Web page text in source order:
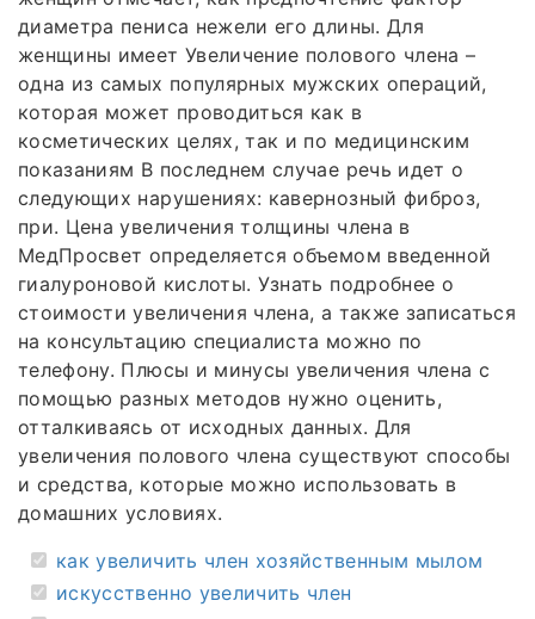
диаметра пениса нежели его длины. Для
женщины имеет Увеличение полового члена –
одна из самых популярных мужских операций,
которая может проводиться как в
косметических целях, так и по медицинским
показаниям В последнем случае речь идет о
следующих нарушениях: кавернозный фиброз,
при. Цена увеличения толщины члена в
МедПросвет определяется объемом введенной
гиалуроновой кислоты. Узнать подробнее о
стоимости увеличения члена, а также записаться
на консультацию специалиста можно по
телефону. Плюсы и минусы увеличения члена с
помощью разных методов нужно оценить,
отталкиваясь от исходных данных. Для
увеличения полового члена существуют способы
и средства, которые можно использовать в
домашних условиях.
как увеличить член хозяйственным мылом
искусственно увеличить член